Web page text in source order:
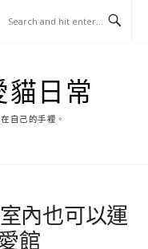
貓日常
自己的手裡。
內也可以運
館